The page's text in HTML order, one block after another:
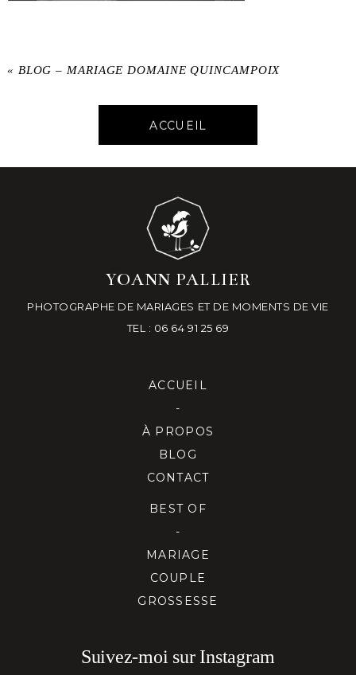
« BLOG – MARIAGE DOMAINE QUINCAMPOIX
ACCUEIL
YOANN PALLIER
PHOTOGRAPHE DE MARIAGES ET DE MOMENTS DE VIE
TEL : 06 64 91 25 69
ACCUEIL
-
À PROPOS
BLOG
CONTACT
BEST OF
-
MARIAGE
COUPLE
GROSSESSE
Suivez-moi sur Instagram